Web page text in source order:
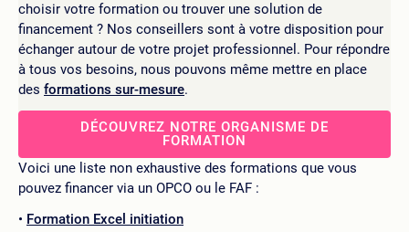
choisir votre formation ou trouver une solution de
financement ? Nos conseillers sont à votre disposition pour
échanger autour de votre projet professionnel. Pour répondre
à tous vos besoins, nous pouvons même mettre en place
des formations sur-mesure.
DÉCOUVREZ NOTRE ORGANISME DE
FORMATION
Voici une liste non exhaustive des formations que vous
pouvez financer via un OPCO ou le FAF :
Formation Excel initiation